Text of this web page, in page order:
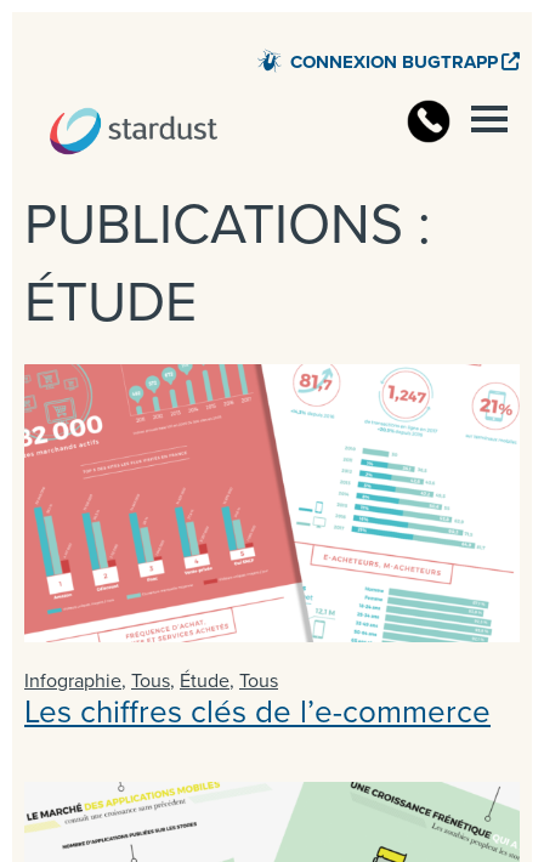
CONNEXION BUGTRAPP
PUBLICATIONS :
ÉTUDE
Infographie, Tous, Étude, Tous
Les chiffres clés de l’e-commerce